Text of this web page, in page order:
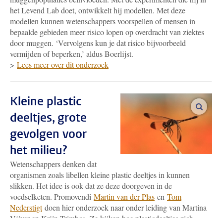
het Levend Lab doet, ontwikkelt hij modellen. Met deze
modellen kunnen wetenschappers voorspellen of mensen in
bepaalde gebieden meer risico lopen op overdracht van ziektes
door muggen. ‘Vervolgens kun je dat risico bijvoorbeeld
vermijden of beperken,’ aldus Boerlijst.
> Lees meer over dit onderzoek
Kleine plastic
deeltjes, grote
gevolgen voor
het milieu?
Wetenschappers denken dat
organismen zoals libellen kleine plastic deeltjes in kunnen
slikken. Het idee is ook dat ze deze doorgeven in de
voedselketen. Promovendi Martin van der Plas en Tom
Nederstigtdoen hier onderzoek naar onder leiding van Martina